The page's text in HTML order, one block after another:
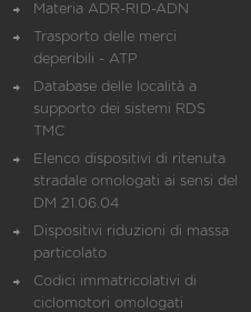
Materia ADR-RID-ADN
Trasporto delle merci
deperibili - ATP
Database delle località a
supporto dei sistemi RDS
TMC
Elenco dispositivi di ritenuta
stradale omologati ai sensi del
DM 21.06.04
Dispositivi riduzioni di massa
particolato
Codici immatricolativi di
ciclomotori omologati